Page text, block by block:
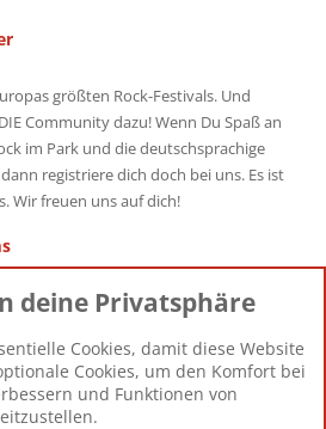
größten Rock-Festivals. Und
Community dazu! Wenn Du Spaß an
im Park und die deutschsprachige
registriere dich doch bei uns. Es ist
Wir freuen uns auf dich!
12.427
Berlin
deine Privatsphäre
Cookies, damit diese Website
Cookies, um den Komfort bei
und Funktionen von